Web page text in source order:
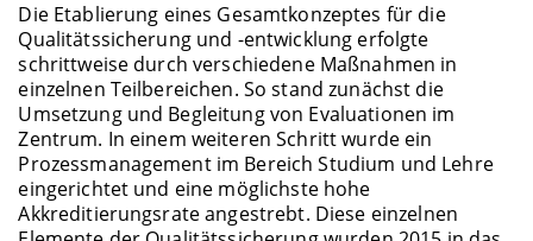
Die Etablierung eines Gesamtkonzeptes für die
Qualitätssicherung und -entwicklung erfolgte
schrittweise durch verschiedene Maßnahmen in
einzelnen Teilbereichen. So stand zunächst die
Umsetzung und Begleitung von Evaluationen im
Zentrum. In einem weiteren Schritt wurde ein
Prozessmanagement im Bereich Studium und Lehre
eingerichtet und eine möglichste hohe
Akkreditierungsrate angestrebt. Diese einzelnen